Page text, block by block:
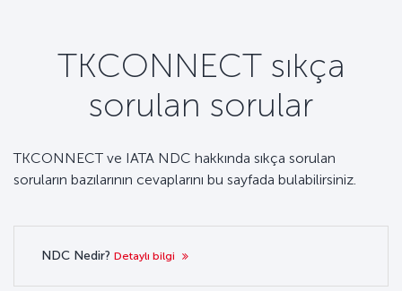
TKCONNECT sıkça
sorulan sorular
TKCONNECT ve IATA NDC hakkında sıkça sorulan
soruların bazılarının cevaplarını bu sayfada bulabilirsiniz.
NDC Nedir? Detaylı bilgi